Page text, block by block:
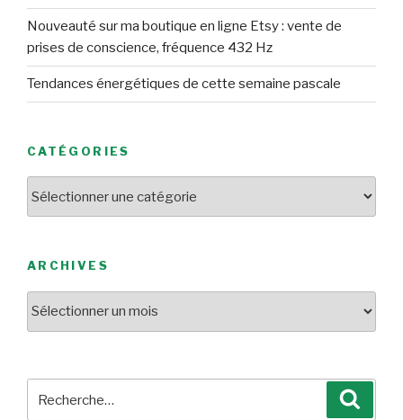
Nouveauté sur ma boutique en ligne Etsy : vente de
prises de conscience, fréquence 432 Hz
Tendances énergétiques de cette semaine pascale
CATÉGORIES
ARCHIVES
pour